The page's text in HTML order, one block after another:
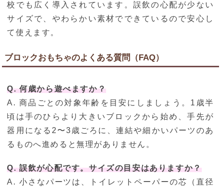
校でも広く導入されています。誤飲の心配が少ない
サイズで、やわらかい素材でできているので安心し
て使えます。
ブロックおもちゃのよくある質問（FAQ）
Q. 何歳から遊べますか？
A. 商品ごとの対象年齢を目安にしましょう。1歳半
頃は手のひらより大きいブロックから始め、手先が
器用になる2〜3歳ごろに、連結や細かいパーツのあ
るものへ進めると無理がありません。
Q. 誤飲が心配です。サイズの目安はありますか？
A. 小さなパーツは、トイレットペーパーの芯（直径